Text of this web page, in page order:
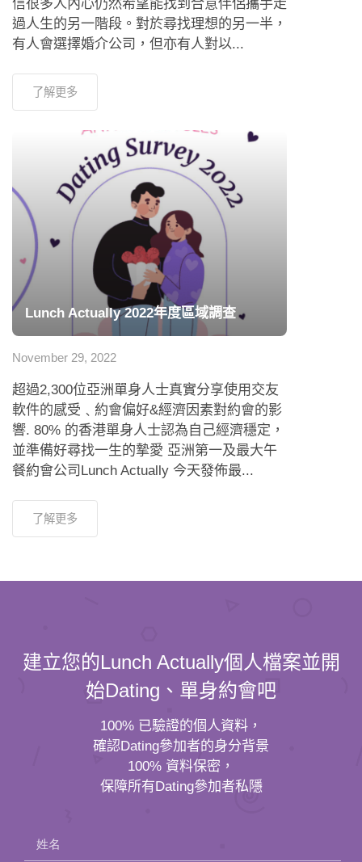
信很多人內心仍然希望能找到合意伴侶攜手走
過人生的另一階段。對於尋找理想的另一半，
有人會選擇婚介公司，但亦有人對以...
了解更多
Lunch Actually 2022年度區域調查
November 29, 2022
超過2,300位亞洲單身人士真實分享使用交友
軟件的感受﹑約會偏好&經濟因素對約會的影
響. 80% 的香港單身人士認為自己經濟穩定，
並準備好尋找一生的摯愛 亞洲第一及最大午
餐約會公司Lunch Actually 今天發佈最...
了解更多
建立您的Lunch Actually個人檔案並開
始Dating、單身約會吧
100% 已驗證的個人資料，
確認Dating參加者的身分背景
100% 資料保密，
保障所有Dating參加者私隱
姓名